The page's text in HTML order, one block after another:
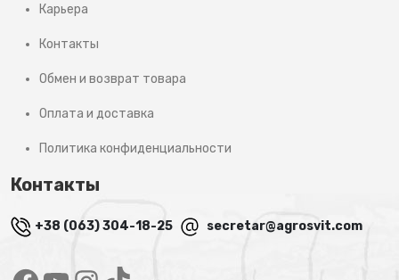
Карьера
Контакты
Обмен и возврат товара
Оплата и доставка
Политика конфиденциальности
Контакты
+38 (063) 304-18-25 secretar@agrosvit.com